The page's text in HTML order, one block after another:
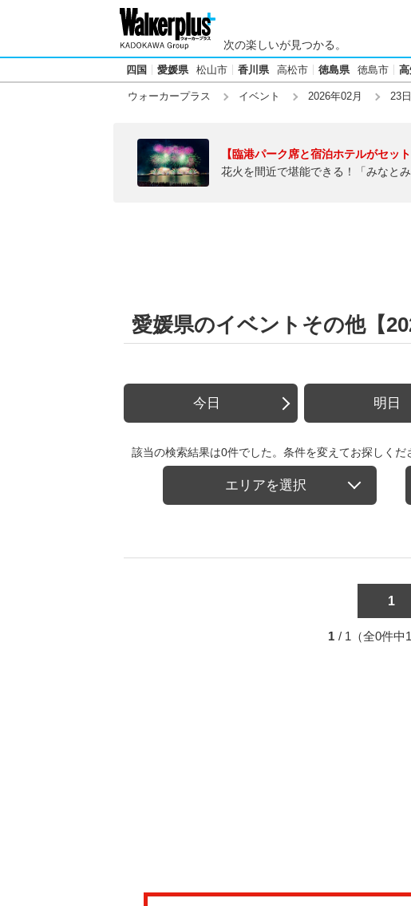
次の楽しいが見つかる。
四国 愛媛県 松山市 香川県 高松市 徳島県 徳島市
ウォーカープラス イベント 2026年02月 23日
【臨港パーク席と宿泊ホテルがセット
花火を間近で堪能できる！「みなと
愛媛県のイベントその他【
今日 明日
該当の検索結果は0件でした。条件を変えてお探しくだ
エリアを選択
1
1 / 1（全0件中1